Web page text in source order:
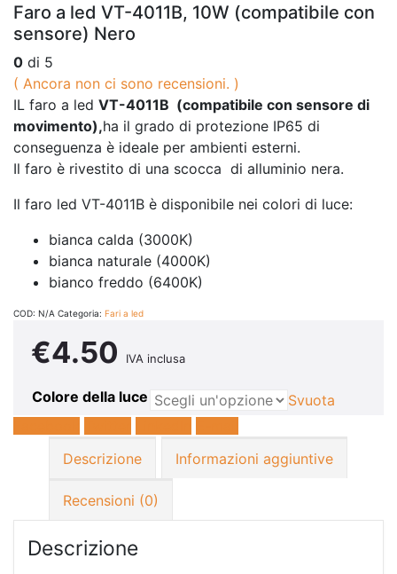
Faro a led VT-4011B, 10W (compatibile con
sensore) Nero
0 di 5
( Ancora non ci sono recensioni. )
IL faro a led VT-4011B (compatibile con sensore di
movimento),ha il grado di protezione IP65 di
conseguenza è ideale per ambienti esterni.
Il faro è rivestito di una scocca di alluminio nera.
Il faro led VT-4011B è disponibile nei colori di luce:
bianca calda (3000K)
bianca naturale (4000K)
bianco freddo (6400K)
COD: N/A Categoria: Fari a led
€4.50 IVA inclusa
Colore della luce
Svuota
Descrizione
Informazioni aggiuntive
Recensioni (0)
Descrizione